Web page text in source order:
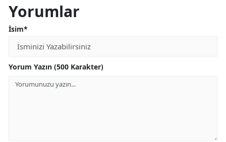
Yorumlar
İsim*
Yorum Yazın (500 Karakter)